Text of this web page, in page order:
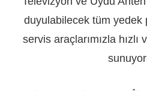
duyulabilecek tüm yedek
servis araçlarımızla